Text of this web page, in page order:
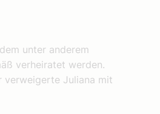
unter anderem
verheiratet werden.
verweigerte Juliana mit